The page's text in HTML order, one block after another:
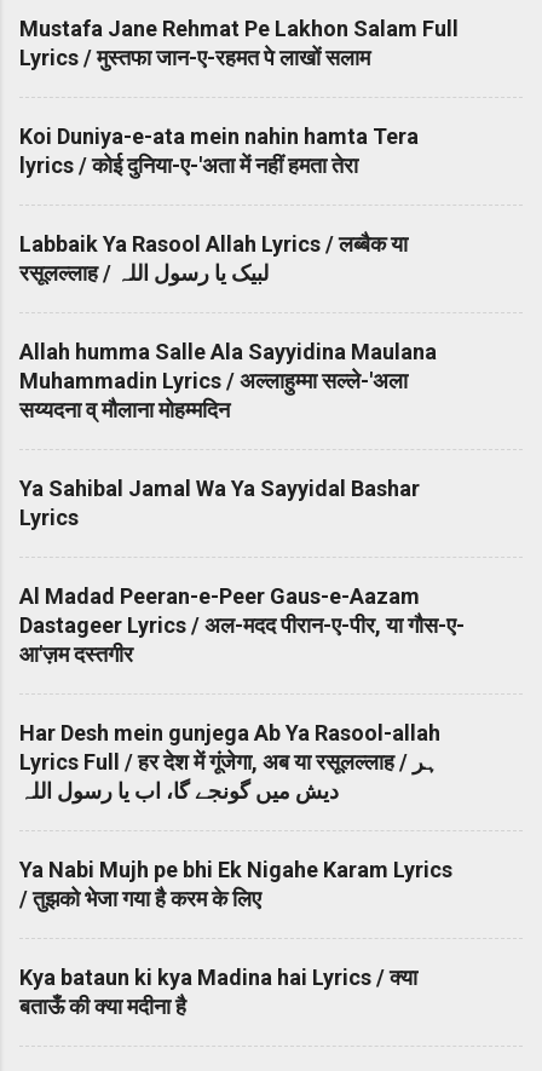
Mustafa Jane Rehmat Pe Lakhon Salam Full
Lyrics / मुस्तफा जान-ए-रहमत पे लाखों सलाम
Koi Duniya-e-ata mein nahin hamta Tera
lyrics / कोई दुनिया-ए-'अता में नहीं हमता तेरा
Labbaik Ya Rasool Allah Lyrics / लब्बैक या
रसूलल्लाह / لبیک یا رسول اللہ
Allah humma Salle Ala Sayyidina Maulana
Muhammadin Lyrics / अल्लाहुम्मा सल्ले-'अला
सय्यदना व् मौलाना मोहम्मदिन
Ya Sahibal Jamal Wa Ya Sayyidal Bashar
Lyrics
Al Madad Peeran-e-Peer Gaus-e-Aazam
Dastageer Lyrics / अल-मदद पीरान-ए-पीर, या गौस-ए-
आ'ज़म दस्तगीर
Har Desh mein gunjega Ab Ya Rasool-allah
Lyrics Full / हर देश में गूंजेगा, अब या रसूलल्लाह / ہر
دیش میں گونجے گا، اب یا رسول اللہ
Ya Nabi Mujh pe bhi Ek Nigahe Karam Lyrics
/ तुझको भेजा गया है करम के लिए
Kya bataun ki kya Madina hai Lyrics / क्या
बताऊँ की क्या मदीना है